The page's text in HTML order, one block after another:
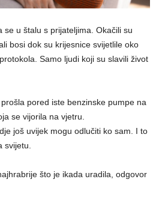
u štalu s prijateljima. Okačili su
bosi dok su krijesnice svijetlile oko
Samo ljudi koji su slavili život
pored iste benzinske pumpe na
se vijorila na vjetru.
još uvijek mogu odlučiti ko sam. I to
svijetu.
što je ikada uradila, odgovor